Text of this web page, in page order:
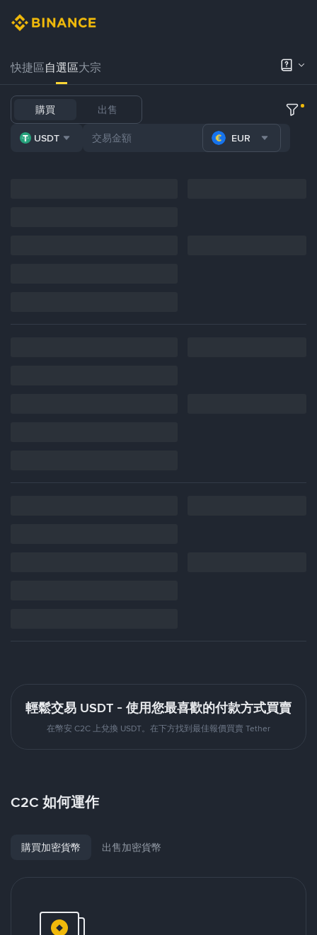
快捷區自選區大宗
購買 出售
USDT EUR
輕鬆交易 USDT - 使用您最喜歡的付款方式買賣
在幣安 C2C 上兌換 USDT。在下方找到最佳報價買賣 Tether
C2C 如何運作
購買加密貨幣 出售加密貨幣